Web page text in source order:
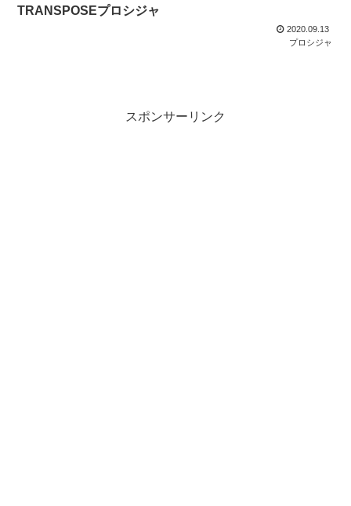
TRANSPOSEプロシジャ
2020.09.13
プロシジャ
スポンサーリンク